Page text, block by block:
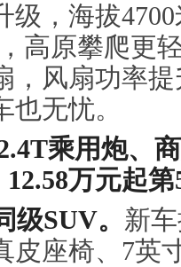
级，海拔
高原攀爬更
，风扇功率
无忧。
级SUV。 新
皮座椅、7英